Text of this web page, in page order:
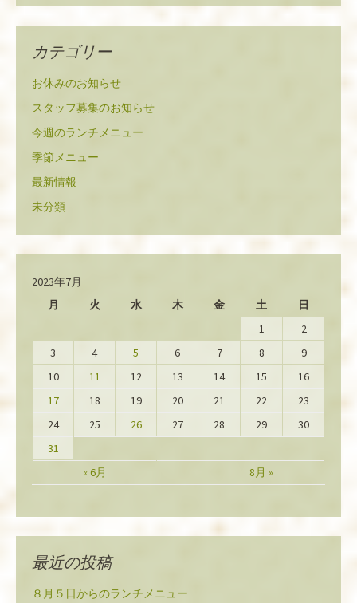
カテゴリー
お休みのお知らせ
スタッフ募集のお知らせ
今週のランチメニュー
季節メニュー
最新情報
未分類
2023年7月
月
火 水 木 金 土 日
« 6月 8月 »
1
2
3
4 5 6 7 8
9
10
11 12 13 14 15
16
17
18 19 20 21 22
23
24
25 26 27 28 29
30
31
最近の投稿
８月５日からのランチメニュー